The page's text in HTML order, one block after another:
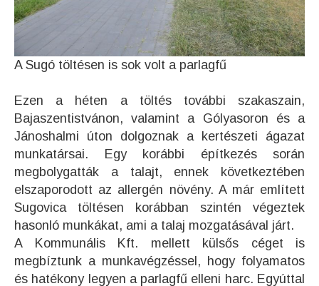
A Sugó töltésen is sok volt a parlagfű
Ezen a héten a töltés további szakaszain,
Bajaszentistvánon, valamint a Gólyasoron és a
Jánoshalmi úton dolgoznak a kertészeti ágazat
munkatársai. Egy korábbi építkezés során
megbolygatták a talajt, ennek következtében
elszaporodott az allergén növény. A már említett
Sugovica töltésen korábban szintén végeztek
hasonló munkákat, ami a talaj mozgatásával járt.
A Kommunális Kft. mellett külsős céget is
megbíztunk a munkavégzéssel, hogy folyamatos
és hatékony legyen a parlagfű elleni harc. Egyúttal